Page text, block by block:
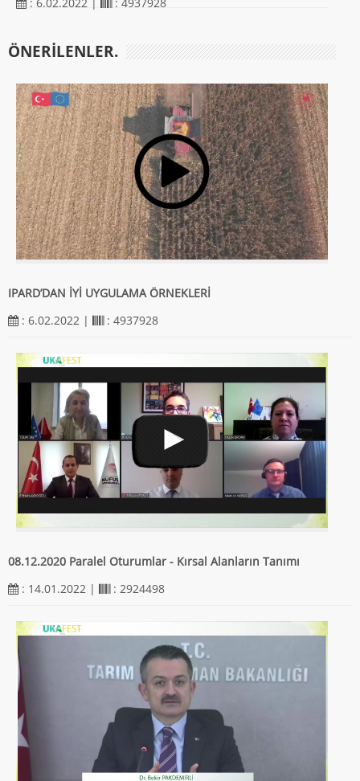
: 6.02.2022 | : 4937928
ÖNERILENLER.
IPARD’DAN İYİ UYGULAMA ÖRNEKLERİ
: 6.02.2022 |
: 4937928
08.12.2020 Paralel Oturumlar - Kırsal Alanların Tanımı
: 14.01.2022 |
: 2924498